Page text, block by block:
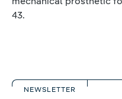
43.
NEWSLETTER